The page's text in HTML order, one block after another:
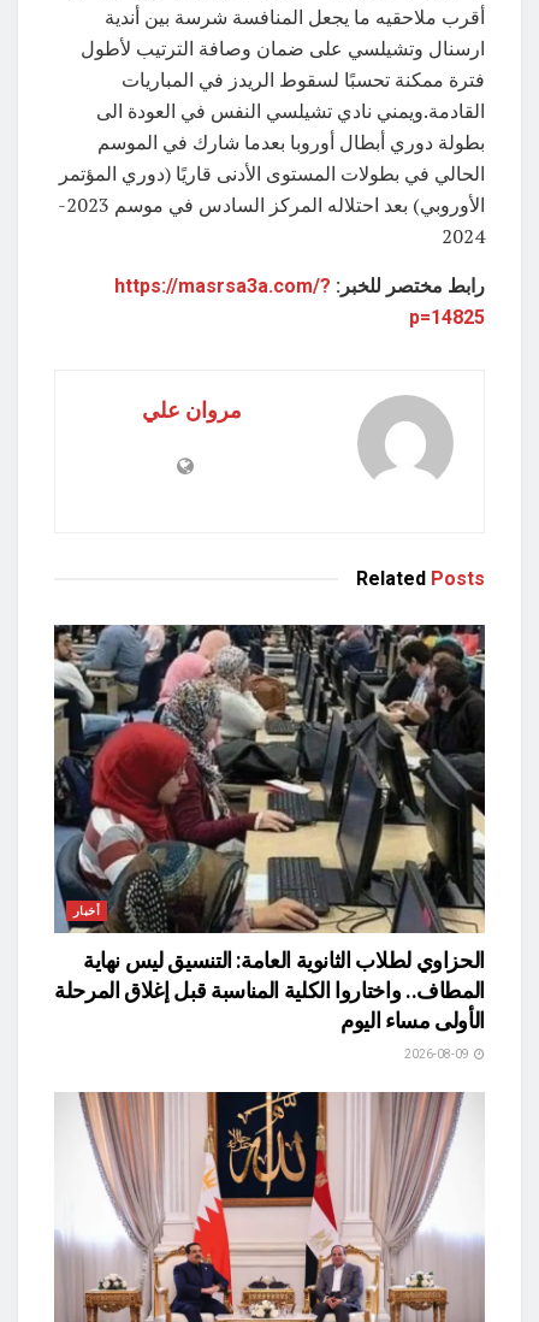
أقرب ملاحقيه ما يجعل المنافسة شرسة بين أندية
ارسنال وتشيلسي على ضمان وصافة الترتيب لأطول
فترة ممكنة تحسبًا لسقوط الريدز في المباريات
القادمة.ويمني نادي تشيلسي النفس في العودة الى
بطولة دوري أبطال أوروبا بعدما شارك في الموسم
الحالي في بطولات المستوى الأدنى قاريًا (دوري المؤتمر
الأوروبي) بعد احتلاله المركز السادس في موسم 2023-
2024
رابط مختصر للخبر: https://masrsa3a.com/?
p=14825
مروان علي
Related Posts
أخبار
الحزاوي لطلاب الثانوية العامة: التنسيق ليس نهاية
المطاف.. واختاروا الكلية المناسبة قبل إغلاق المرحلة
الأولى مساء اليوم